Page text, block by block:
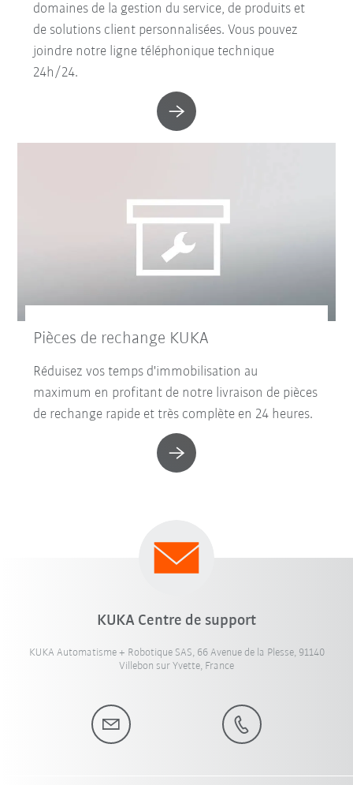
domaines de la gestion du service, de produits et
de solutions client personnalisées. Vous pouvez
joindre notre ligne téléphonique technique
24h/24.
Pièces de rechange KUKA
Réduisez vos temps d'immobilisation au
maximum en profitant de notre livraison de pièces
de rechange rapide et très complète en 24 heures.
KUKA Centre de support
KUKA Automatisme + Robotique SAS, 66 Avenue de la Plesse, 91140
Villebon sur Yvette, France